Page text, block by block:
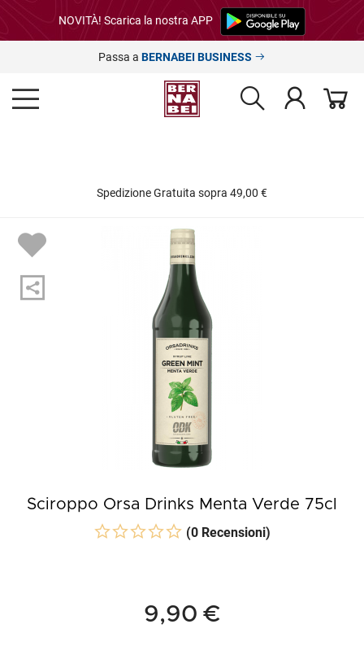
NOVITÀ! Scarica la nostra APP
Passa a BERNABEI BUSINESS
Spedizione Gratuita sopra 49,00 €
Sciroppo Orsa Drinks Menta Verde 75cl
(0 Recensioni)
9,90 €